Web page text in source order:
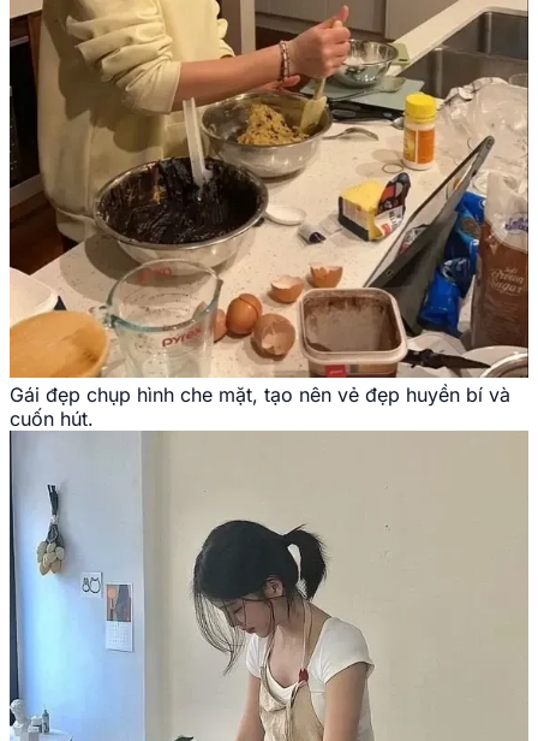
Gái đẹp chụp hình che mặt, tạo nên vẻ đẹp huyền bí và
cuốn hút.